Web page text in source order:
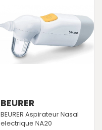
BEURER
BEURER Aspirateur Nasal
electrique NA20